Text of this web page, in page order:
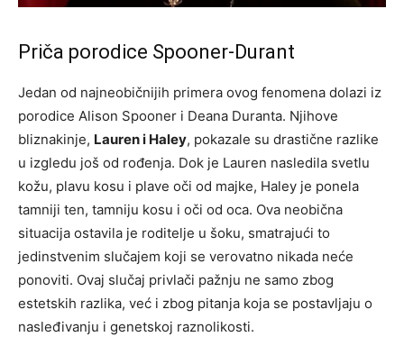
Priča porodice Spooner-Durant
Jedan od najneobičnijih primera ovog fenomena dolazi iz
porodice Alison Spooner i Deana Duranta. Njihove
bliznakinje, Lauren i Haley, pokazale su drastične razlike
u izgledu još od rođenja. Dok je Lauren nasledila svetlu
kožu, plavu kosu i plave oči od majke, Haley je ponela
tamniji ten, tamniju kosu i oči od oca. Ova neobična
situacija ostavila je roditelje u šoku, smatrajući to
jedinstvenim slučajem koji se verovatno nikada neće
ponoviti. Ovaj slučaj privlači pažnju ne samo zbog
estetskih razlika, već i zbog pitanja koja se postavljaju o
nasleđivanju i genetskoj raznolikosti.